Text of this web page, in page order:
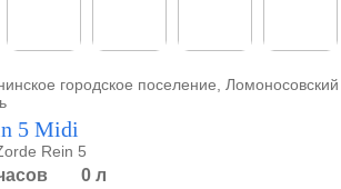
городское поселение, Ломоносовский
5 Midi
Rein 5
0 л